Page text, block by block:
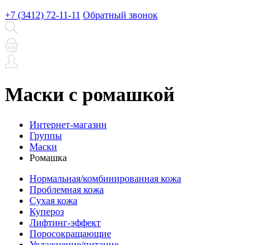
+7 (3412) 72-11-11 Обратный звонок
Маски с ромашкой
Интернет-магазин
Группы
Маски
Ромашка
Нормальная/комбинированная кожа
Проблемная кожа
Сухая кожа
Купероз
Лифтинг-эффект
Поросокращающие